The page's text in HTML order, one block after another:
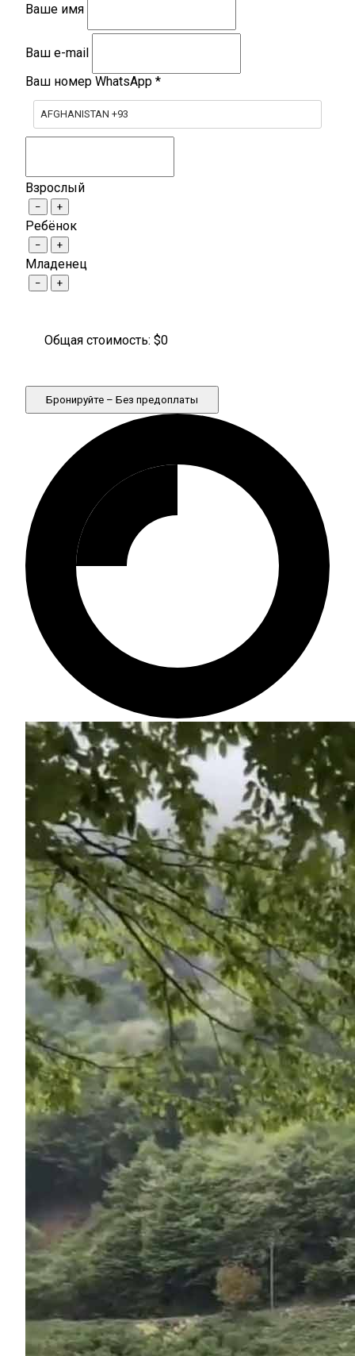
Ваше имя
Ваш e-mail
Ваш номер WhatsApp *
AFGHANISTAN +93
Взрослый
− +
Ребёнок
− +
Младенец
− +
Общая стоимость: $0
Бронируйте – Без предоплаты